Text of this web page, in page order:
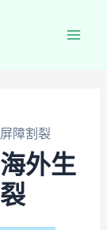
障割裂
外生